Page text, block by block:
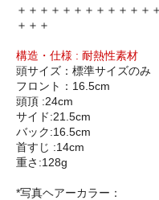
＋＋＋＋＋＋＋＋＋＋＋＋
＋＋＋
構造・仕様 : 耐熱性素材
頭サイズ：標準サイズのみ
フロント：16.5cm
頭頂 :24cm
サイド:21.5cm
バック:16.5cm
首すじ :14cm
重さ:128g
*写真ヘアーカラー：